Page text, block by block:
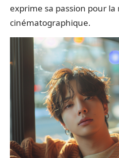
exprime sa passion pour la
cinématographique.